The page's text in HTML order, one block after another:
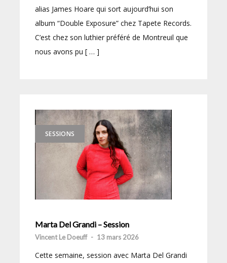
alias James Hoare qui sort aujourd’hui son
album “Double Exposure” chez Tapete Records.
C’est chez son luthier préféré de Montreuil que
nous avons pu [ … ]
SESSIONS
Marta Del Grandi – Session
Vincent Le Doeuff - 13 mars 2026
Cette semaine, session avec Marta Del Grandi